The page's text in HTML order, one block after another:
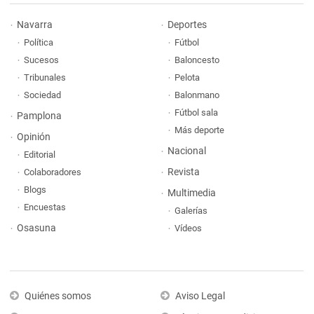
Navarra
Política
Sucesos
Tribunales
Sociedad
Pamplona
Opinión
Editorial
Colaboradores
Blogs
Encuestas
Osasuna
Deportes
Fútbol
Baloncesto
Pelota
Balonmano
Fútbol sala
Más deporte
Nacional
Revista
Multimedia
Galerías
Vídeos
Quiénes somos
Aviso Legal